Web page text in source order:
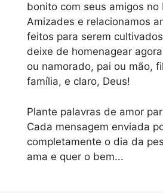
bonito com seus amigos no
Amizades e relacionamos
feitos para serem
deixe de homenagear
ou namorado, pai ou mão,
família, e claro, Deus!
Plante palavras de amor
Cada mensagem enviada
completamente o dia da
ama e quer o bem...